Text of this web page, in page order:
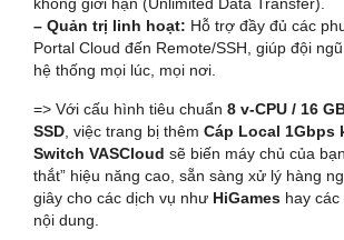
– Quản trị linh hoạt: Hỗ trợ đầy đủ các
Portal Cloud đến Remote/SSH, giúp đội
hệ thống mọi lúc, mọi nơi.
=> Với cấu hình tiêu chuẩn 8 v-CPU / 16
SSD , việc trang bị thêm Cáp Local 1Gbps
Switch VASCloud sẽ biến máy chủ của
thắt” hiệu năng cao, sẵn sàng xử lý hàng
giây cho các dịch vụ như HiGames hay
nội dung.